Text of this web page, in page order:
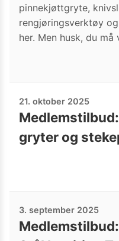
pinnekjøttgryte,
rengjøringsverktøy
her. Men husk, du
21. oktober 2025
gryter og
3. september 2025